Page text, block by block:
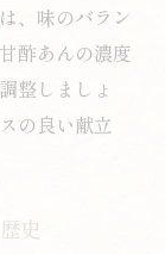
、味のバラン
酢あんの濃度
整しましょ
の良い献立
史